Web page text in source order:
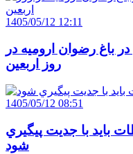
1405/05/12 12:11
باغ رضوان ارومیه در
روز اربعین
1405/05/12 08:51
بايد با جديت پيگيري
شود